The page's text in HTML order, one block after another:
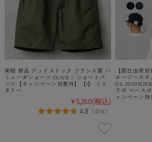
実物 新品 デッドストック フランス軍 バ
ミューダショーツ OLIVE / ショートパ
ンツ【キャンペーン対象外】【I】 ミリ
タリー
¥5,280(税込)
4.8 （41件）
【即日出荷
エージース
GS-
ラボ ベース
ャンペーン対